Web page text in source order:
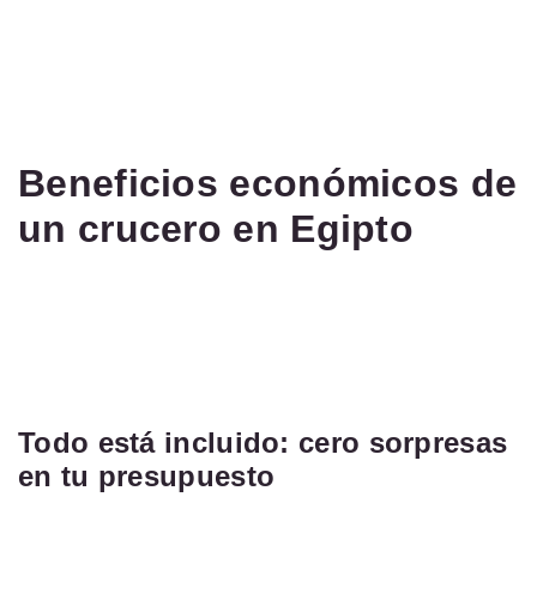
Beneficios económicos de
un crucero en Egipto
Todo está incluido: cero sorpresas
en tu presupuesto